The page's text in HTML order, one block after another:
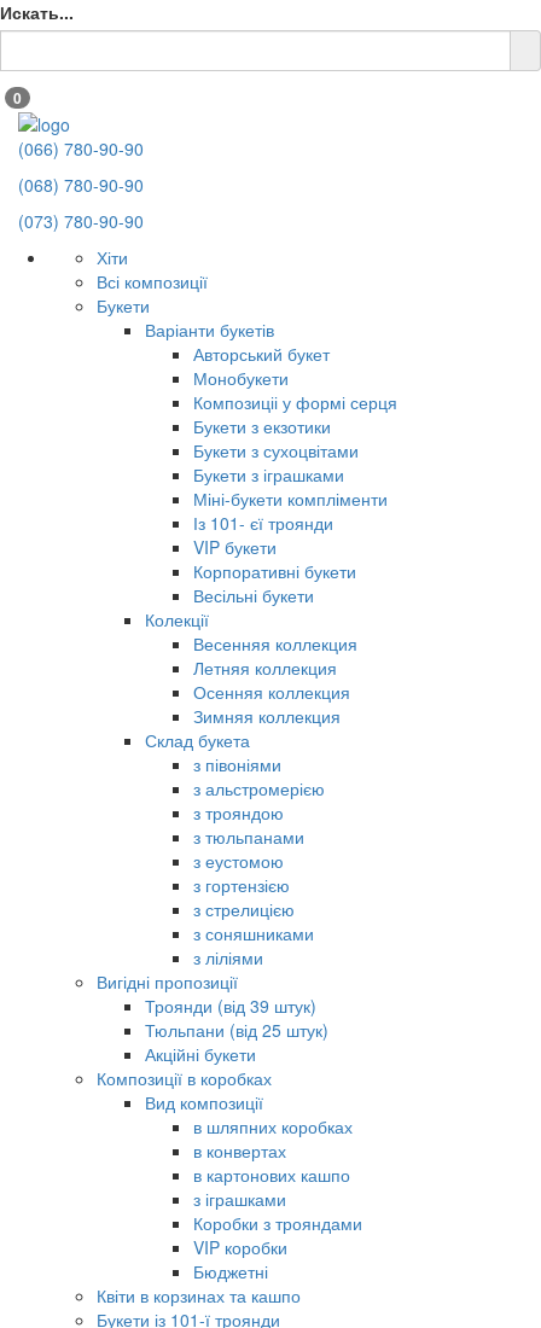
Искать...
0
(066) 780-90-90
(068) 780-90-90
(073) 780-90-90
Хіти
Всі композиції
Букети
Варіанти букетів
Авторський букет
Монобукети
Композиціі у формі серця
Букети з екзотики
Букети з сухоцвітами
Букети з іграшками
Міні-букети компліменти
Із 101- єї троянди
VIP букети
Корпоративні букети
Весільні букети
Колекції
Весенняя коллекция
Летняя коллекция
Осенняя коллекция
Зимняя коллекция
Склад букета
з півоніями
з альстромерією
з трояндою
з тюльпанами
з еустомою
з гортензією
з стрелицією
з соняшниками
з ліліями
Вигідні пропозиції
Троянди (від 39 штук)
Тюльпани (від 25 штук)
Акційні букети
Композиції в коробках
Вид композиції
в шляпних коробках
в конвертах
в картонових кашпо
з іграшками
Коробки з трояндами
VIP коробки
Бюджетні
Квіти в корзинах та кашпо
Букети із 101-ї троянди